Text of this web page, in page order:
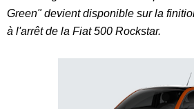
Green" devient disponible sur la
à l'arrêt de la Fiat 500 Rockstar.